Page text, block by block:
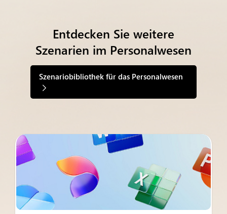
Entdecken Sie weitere
Szenarien im Personalwesen
Szenariobibliothek für das Personalwesen